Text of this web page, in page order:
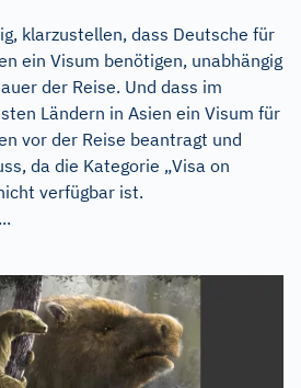
klarzustellen, dass Deutsche für
ein Visum benötigen, unabhängig
der Reise. Und dass im
Ländern in Asien ein Visum für
vor der Reise beantragt und
da die Kategorie „Visa on
verfügbar ist.